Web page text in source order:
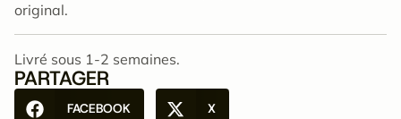
original.
Livré sous 1-2 semaines.
PARTAGER
FACEBOOK X